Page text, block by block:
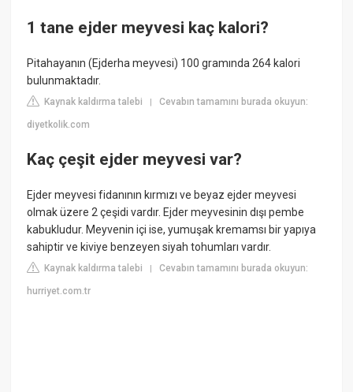
1 tane ejder meyvesi kaç kalori?
Pitahayanın (Ejderha meyvesi) 100 gramında 264 kalori
bulunmaktadır.
Kaynak kaldırma talebi |Cevabın tamamını burada okuyun:
diyetkolik.com
Kaç çeşit ejder meyvesi var?
Ejder meyvesi fidanının kırmızı ve beyaz ejder meyvesi
olmak üzere 2 çeşidi vardır. Ejder meyvesinin dışı pembe
kabukludur. Meyvenin içi ise, yumuşak kremamsı bir yapıya
sahiptir ve kiviye benzeyen siyah tohumları vardır.
Kaynak kaldırma talebi |Cevabın tamamını burada okuyun:
hurriyet.com.tr